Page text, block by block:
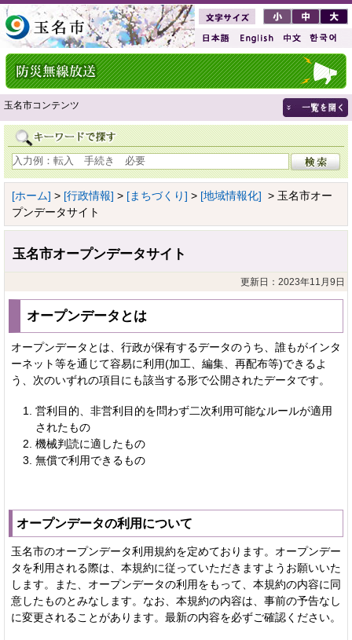
玉名市コンテンツ
[ホーム] > [行政情報] > [まちづくり] > [地域情報化] > 玉名市オー
プンデータサイト
玉名市オープンデータサイト
更新日：2023年11月9日
オープンデータとは
オープンデータとは、行政が保有するデータのうち、誰もがインタ
ーネット等を通じて容易に利用(加工、編集、再配布等)できるよ
う、次のいずれの項目にも該当する形で公開されたデータです。
営利目的、非営利目的を問わず二次利用可能なルールが適用
されたもの
機械判読に適したもの
無償で利用できるもの
オープンデータの利用について
玉名市のオープンデータ利用規約を定めております。オープンデー
タを利用される際は、本規約に従っていただきますようお願いいた
します。また、オープンデータの利用をもって、本規約の内容に同
意したものとみなします。なお、本規約の内容は、事前の予告なし
に変更されることがあります。最新の内容を必ずご確認ください。